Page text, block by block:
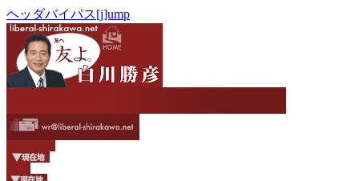
ヘッダバイパス[j]ump